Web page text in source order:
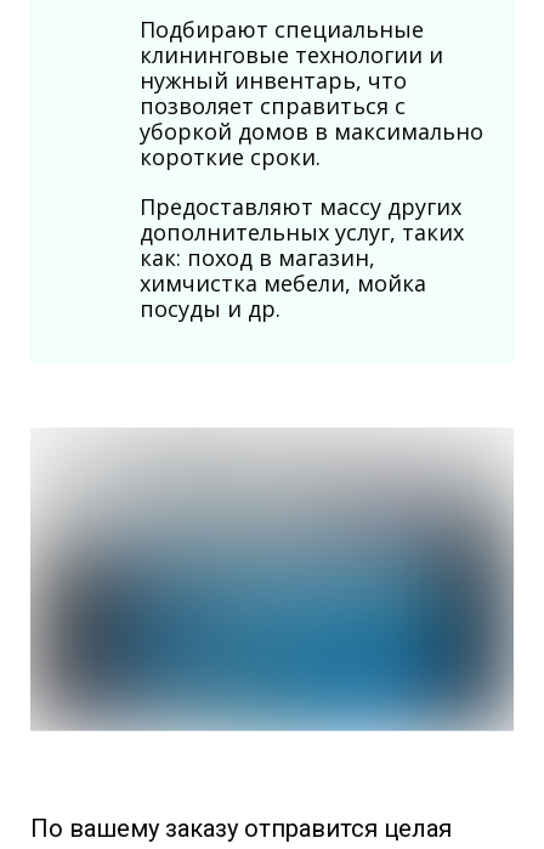
Подбирают специальные
клининговые технологии и
нужный инвентарь, что
позволяет справиться с
уборкой домов в максимально
короткие сроки.
Предоставляют массу других
дополнительных услуг, таких
как: поход в магазин,
химчистка мебели, мойка
посуды и др.
По вашему заказу отправится целая